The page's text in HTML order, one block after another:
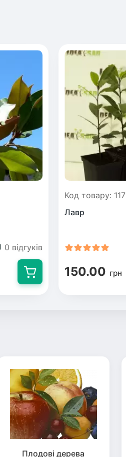
0 відгуків
Код товару: 117
Лавр
150.00 грн
Плодові дерева